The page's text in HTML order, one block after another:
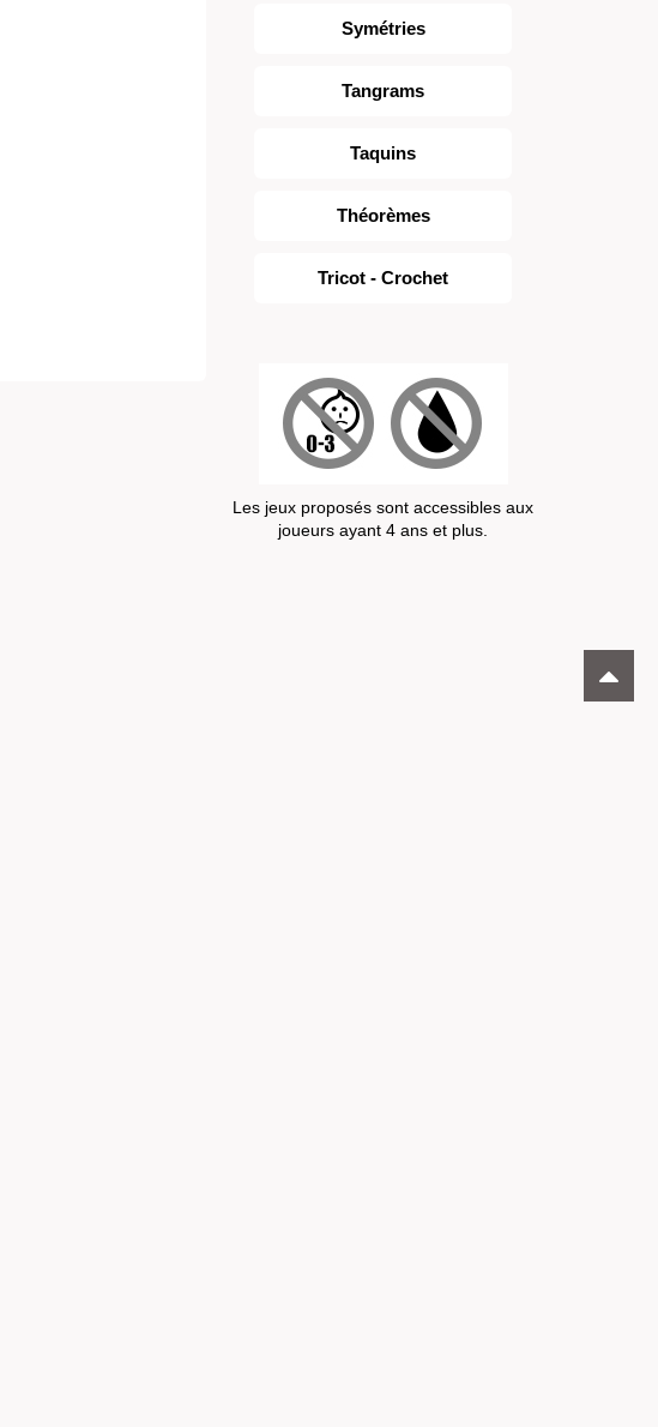
Symétries
Tangrams
Taquins
Théorèmes
Tricot - Crochet
Les jeux proposés sont accessibles aux
joueurs ayant 4 ans et plus.